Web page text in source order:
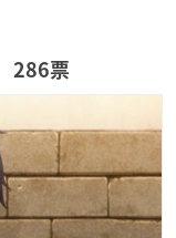
286票